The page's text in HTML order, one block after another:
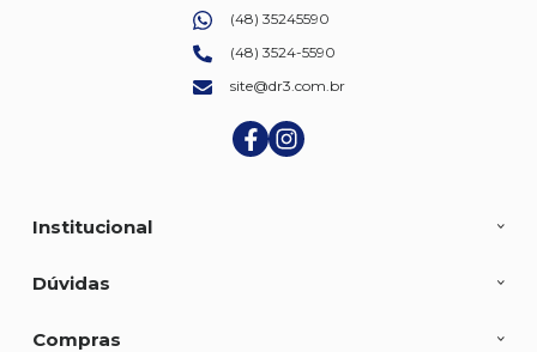
(48) 35245590
(48) 3524-5590
site@dr3.com.br
Institucional
Dúvidas
Compras